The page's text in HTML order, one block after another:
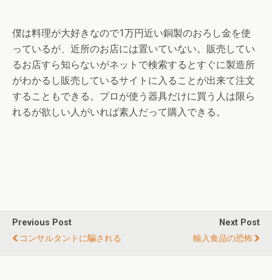
僕は料理が大好きなので1万円近い銅製のおろし金を使
っているが、近所のお店には置いていない。販売してい
るお店すら知らないがネットで検索するとすぐに製造所
がわかるし販売しているサイトに入ることが出来て注文
することもできる。プロが使う器具だけに買う人は限ら
れるが欲しい人がいれば素人だって購入できる。
Previous Post
コンサルタントに騙される
Next Post
輸入食品の恐怖